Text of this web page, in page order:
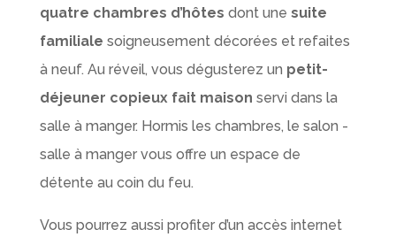
quatre chambres d’hôtes dont une suite
familiale soigneusement décorées et refaites
à neuf. Au réveil, vous dégusterez un petit-
déjeuner copieux fait maison servi dans la
salle à manger. Hormis les chambres, le salon -
salle à manger vous offre un espace de
détente au coin du feu.
Vous pourrez aussi profiter d’un accès internet